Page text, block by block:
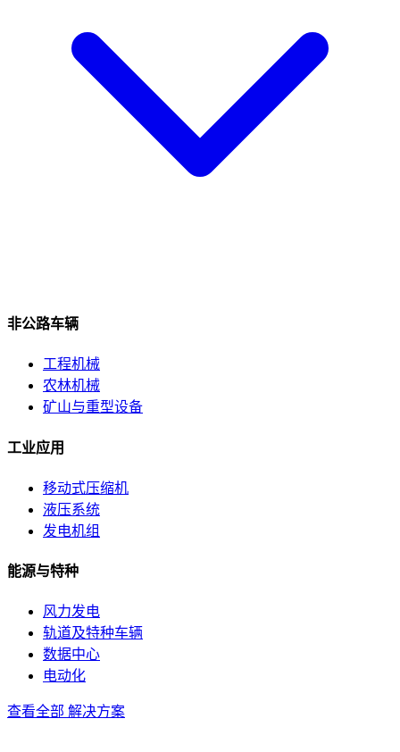
非公路车辆
工程机械
农林机械
矿山与重型设备
工业应用
移动式压缩机
液压系统
发电机组
能源与特种
风力发电
轨道及特种车辆
数据中心
电动化
查看全部 解决方案